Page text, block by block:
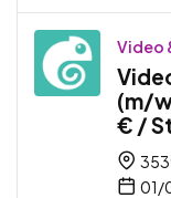
Video
(m/
€ /
01/